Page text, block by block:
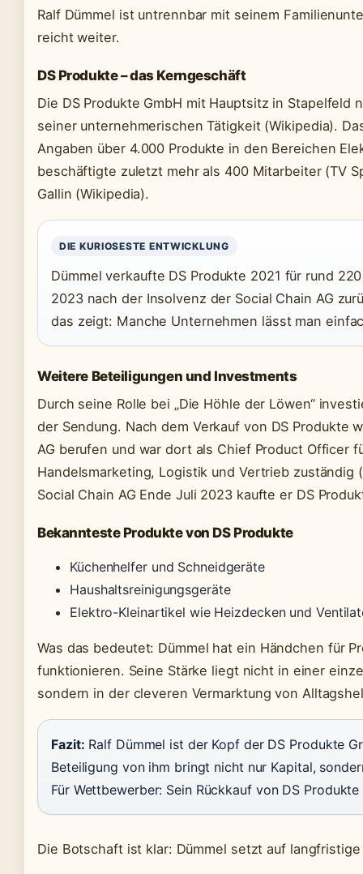
Ralf Dümmel ist untrennbar mit seinem
reicht weiter.
DS Produkte – das Kerngeschäft
Die DS Produkte GmbH mit Hauptsitz in Stapelfeld
seiner unternehmerischen Tätigkeit (Wikipedia).
Angaben über 4.000 Produkte in den Bereichen
beschäftigte zuletzt mehr als 400 Mitarbeiter (TV
Gallin (Wikipedia).
DIE KURIOSESTE ENTWICKLUNG
Dümmel verkaufte DS Produkte 2021 für rund
2023 nach der Insolvenz der Social Chain AG
das zeigt: Manche Unternehmen lässt man
Weitere Beteiligungen und Investments
Durch seine Rolle bei „Die Höhle der Löwen“
der Sendung. Nach dem Verkauf von DS Produkte
AG berufen und war dort als Chief Product Officer
Handelsmarketing, Logistik und Vertrieb zuständig
Social Chain AG Ende Juli 2023 kaufte er DS
Bekannteste Produkte von DS Produkte
Küchenhelfer und Schneidgeräte
Haushaltsreinigungsgeräte
Elektro-Kleinartikel wie Heizdecken und
Was das bedeutet: Dümmel hat ein Händchen für
funktionieren. Seine Stärke liegt nicht in einer
sondern in der cleveren Vermarktung von
Fazit: Ralf Dümmel ist der Kopf der DS Produkte
Beteiligung von ihm bringt nicht nur Kapital,
Für Wettbewerber: Sein Rückkauf von DS
Die Botschaft ist klar: Dümmel setzt auf